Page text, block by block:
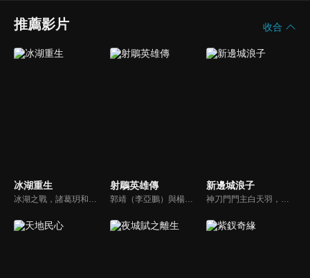
推薦影片 收合
冰湖重生 射鵰英雄傳
郭靖（李亞鵬）與楊康（周傑）兩人之父義助丘處機，造成骨肉分離、郭家母子流落大漠；十八年後靖康二人依約赴嘉興比武，郭靖赴約途中，偶遇桃花島東邪之女黃蓉（周迅），兩人一見傾心，從此結下不解之緣，結伴闖蕩江湖…
新邊城浪子